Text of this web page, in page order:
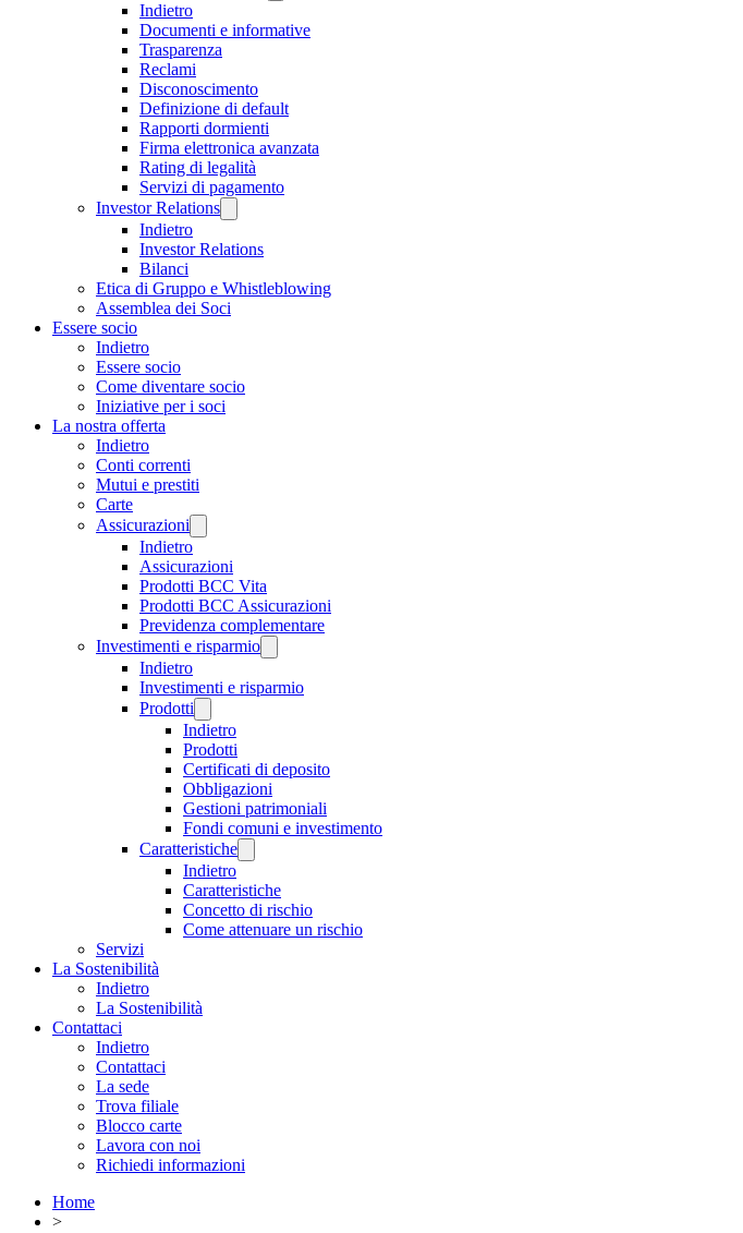
Indietro
Documenti e informative
Trasparenza
Reclami
Disconoscimento
Definizione di default
Rapporti dormienti
Firma elettronica avanzata
Rating di legalità
Servizi di pagamento
Investor Relations
Indietro
Investor Relations
Bilanci
Etica di Gruppo e Whistleblowing
Assemblea dei Soci
Essere socio
Indietro
Essere socio
Come diventare socio
Iniziative per i soci
La nostra offerta
Indietro
Conti correnti
Mutui e prestiti
Carte
Assicurazioni
Indietro
Assicurazioni
Prodotti BCC Vita
Prodotti BCC Assicurazioni
Previdenza complementare
Investimenti e risparmio
Indietro
Investimenti e risparmio
Prodotti
Indietro
Prodotti
Certificati di deposito
Obbligazioni
Gestioni patrimoniali
Fondi comuni e investimento
Caratteristiche
Indietro
Caratteristiche
Concetto di rischio
Come attenuare un rischio
Servizi
La Sostenibilità
Indietro
La Sostenibilità
Contattaci
Indietro
Contattaci
La sede
Trova filiale
Blocco carte
Lavora con noi
Richiedi informazioni
Home
>